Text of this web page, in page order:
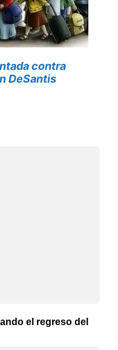
contra
DeSantis
el regreso del